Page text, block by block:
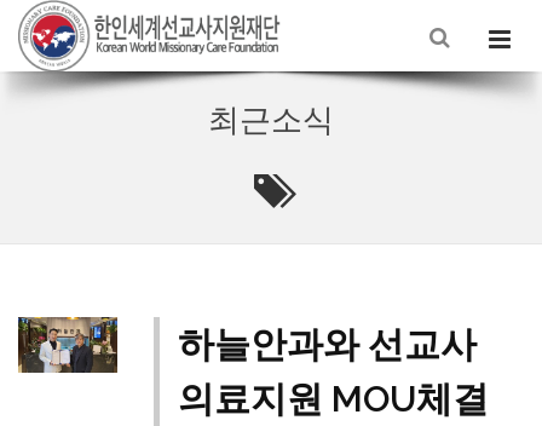
최근소식
하늘안과와 선교사
의료지원 MOU체결